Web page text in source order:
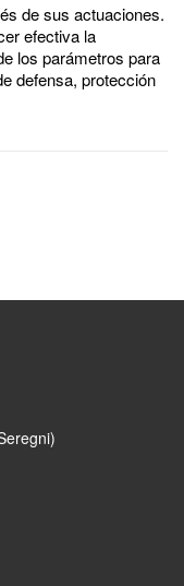
de sus actuaciones.
efectiva la
los parámetros para
defensa, protección